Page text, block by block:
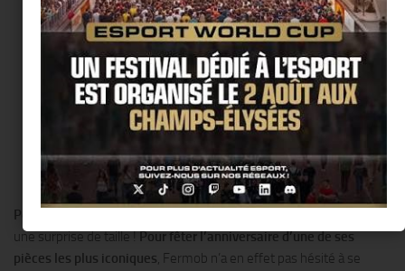
Pour ses 125 ans, la chaise Bistro
une surprise de taille !Pour fêter l’anniversaire d’une de ses
pièces les plus iconiques, Fermob n’a en effet pas hésité à se